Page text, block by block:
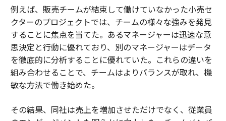
例えば、販売チームが結束して働けていなかった小売セ
クターのプロジェクトでは、チームの様々な強みを発見
することに焦点を当てた。あるマネージャーは迅速な意
思決定と行動に優れており、別のマネージャーはデータ
を徹底的に分析することに優れていた。これらの違いを
組み合わせることで、チームはよりバランスが取れ、機
敏な方法で働き始めた。
その結果、同社は売上を増加させただけでなく、従業員